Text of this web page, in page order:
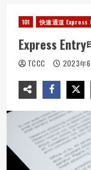
101 快速通道 Express
Express
TCCC 2023年